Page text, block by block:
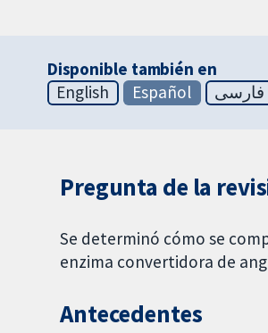
Disponible también en
English
Español فارسی
Pregunta de la
Se determinó cómo se
enzima convertidora de
Antecedentes